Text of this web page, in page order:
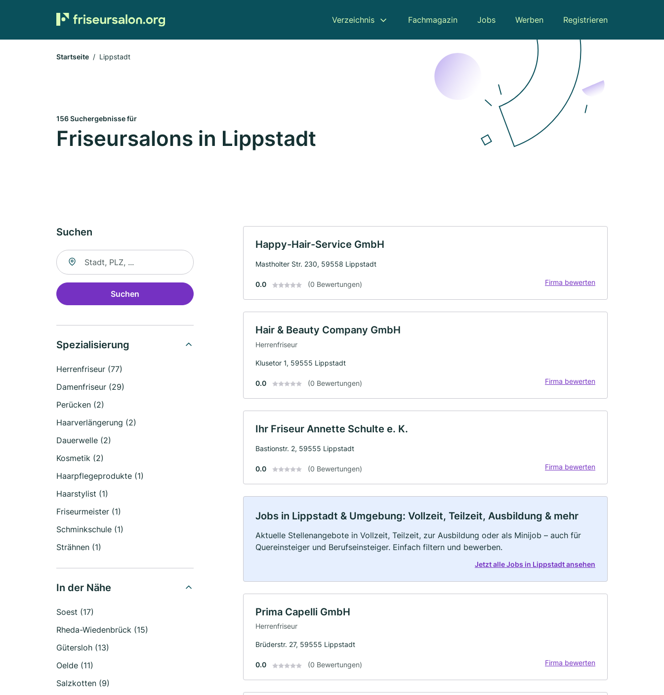
Verzeichnis Fachmagazin Jobs Werben Registrieren
Startseite Lippstadt
156 Suchergebnisse für
Friseursalons in Lippstadt
Suchen
Suche nach Ort
Suchen
Spezialisierung
Herrenfriseur (77)
Damenfriseur (29)
Perücken (2)
Haarverlängerung (2)
Dauerwelle (2)
Kosmetik (2)
Haarpflegeprodukte (1)
Haarstylist (1)
Friseurmeister (1)
Schminkschule (1)
Strähnen (1)
In der Nähe
Soest (17)
Rheda-Wiedenbrück (15)
Gütersloh (13)
Oelde (11)
Salzkotten (9)
Happy-Hair-Service GmbH
Mastholter Str. 230, 59558 Lippstadt
0.0 (0 Bewertungen) Firma bewerten
Hair & Beauty Company GmbH
Herrenfriseur
Klusetor 1, 59555 Lippstadt
0.0 (0 Bewertungen) Firma bewerten
Ihr Friseur Annette Schulte e. K.
Bastionstr. 2, 59555 Lippstadt
0.0 (0 Bewertungen) Firma bewerten
Jobs in Lippstadt & Umgebung: Vollzeit, Teilzeit, Ausbildung & mehr
Aktuelle Stellenangebote in Vollzeit, Teilzeit, zur Ausbildung oder als Minijob – auch für
Quereinsteiger und Berufseinsteiger. Einfach filtern und bewerben.
Jetzt alle Jobs in Lippstadt ansehen
Prima Capelli GmbH
Herrenfriseur
Brüderstr. 27, 59555 Lippstadt
0.0 (0 Bewertungen) Firma bewerten